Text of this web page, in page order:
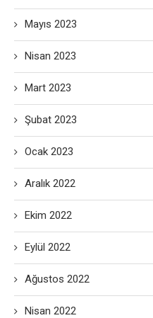
Mayıs 2023
Nisan 2023
Mart 2023
Şubat 2023
Ocak 2023
Aralık 2022
Ekim 2022
Eylül 2022
Ağustos 2022
Nisan 2022